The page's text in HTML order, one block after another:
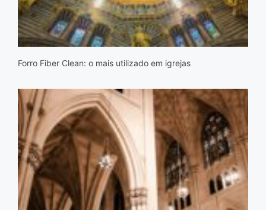
Forro Fiber Clean: o mais utilizado em igrejas